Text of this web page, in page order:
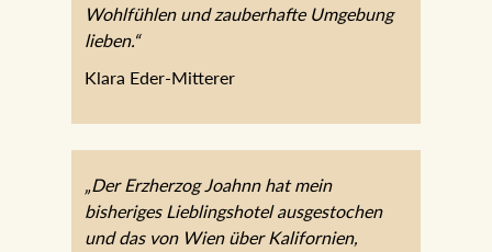
Wohlfühlen und zauberhafte Umgebung
lieben.“
Klara Eder-Mitterer
„Der Erzherzog Joahnn hat mein
bisheriges Lieblingshotel ausgestochen
und das von Wien über Kalifornien,